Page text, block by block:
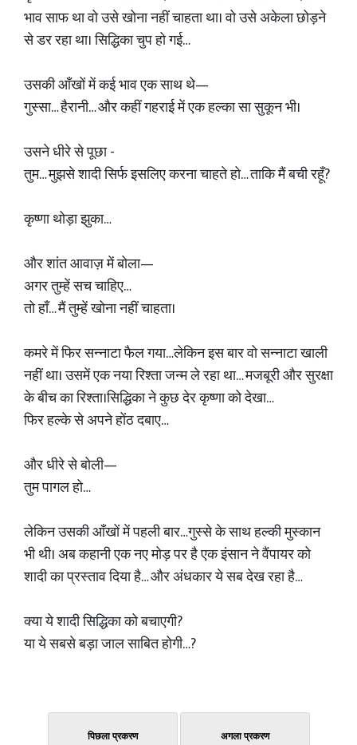
भाव साफ था वो उसे खोना नहीं चाहता था। वो उसे अकेला छोड़ने
से डर रहा था। सिद्धिका चुप हो गई…
उसकी आँखों में कई भाव एक साथ थे—
गुस्सा… हैरानी… और कहीं गहराई में एक हल्का सा सुकून भी।
उसने धीरे से पूछा -
तुम… मुझसे शादी सिर्फ इसलिए करना चाहते हो… ताकि मैं बची रहूँ?
कृष्णा थोड़ा झुका…
और शांत आवाज़ में बोला—
अगर तुम्हें सच चाहिए…
तो हाँ… मैं तुम्हें खोना नहीं चाहता।
कमरे में फिर सन्नाटा फैल गया…लेकिन इस बार वो सन्नाटा खाली
नहीं था। उसमें एक नया रिश्ता जन्म ले रहा था… मजबूरी और सुरक्षा
के बीच का रिश्ता।सिद्धिका ने कुछ देर कृष्णा को देखा…
फिर हल्के से अपने होंठ दबाए…
और धीरे से बोली—
तुम पागल हो…
लेकिन उसकी आँखों में पहली बार…गुस्से के साथ हल्की मुस्कान
भी थी। अब कहानी एक नए मोड़ पर है एक इंसान ने वैंपायर को
शादी का प्रस्ताव दिया है… और अंधकार ये सब देख रहा है…
क्या ये शादी सिद्धिका को बचाएगी?
या ये सबसे बड़ा जाल साबित होगी…?
पिछला प्रकरण अगला प्रकरण